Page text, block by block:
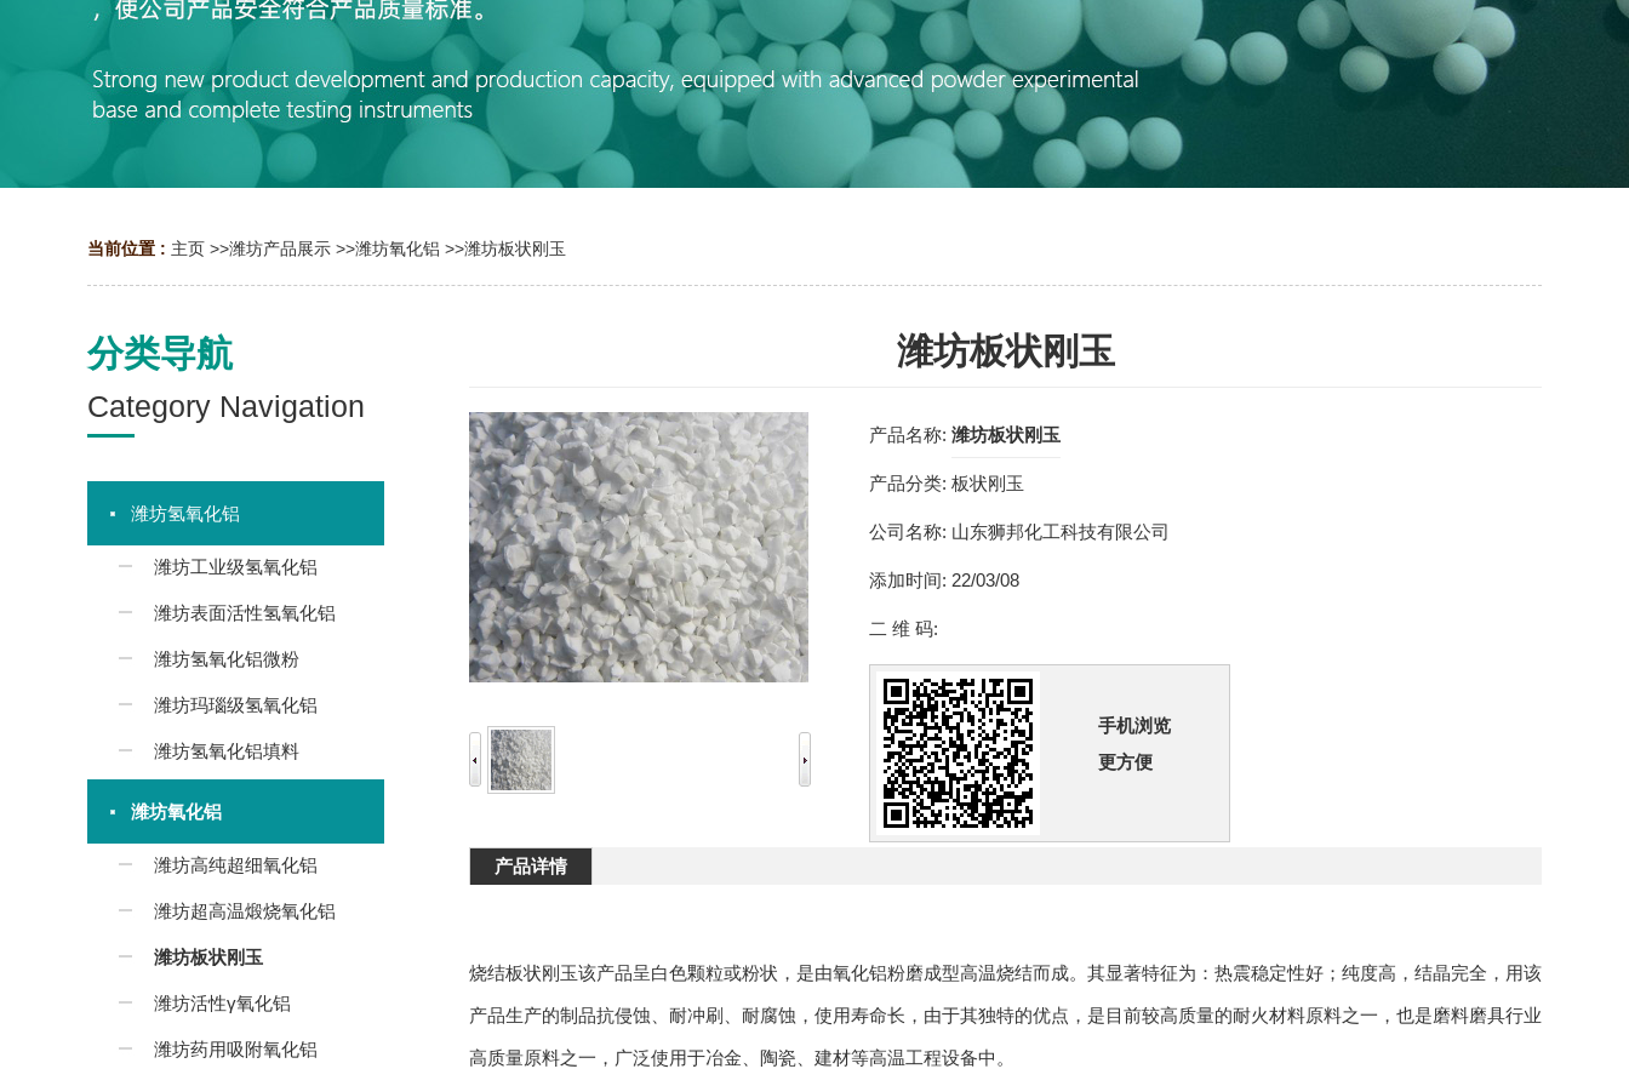
当前位置 : 主页 >>潍坊产品展示 >>潍坊氧化铝 >>潍坊板状刚玉
分类导航
Category Navigation
潍坊氢氧化铝
潍坊工业级氢氧化铝
潍坊表面活性氢氧化铝
潍坊氢氧化铝微粉
潍坊玛瑙级氢氧化铝
潍坊氢氧化铝填料
潍坊氧化铝
潍坊高纯超细氧化铝
潍坊超高温煅烧氧化铝
潍坊板状刚玉
潍坊活性γ氧化铝
潍坊药用吸附氧化铝
潍坊板状刚玉
产品名称: 潍坊板状刚玉
产品分类: 板状刚玉
公司名称: 山东狮邦化工科技有限公司
添加时间: 22/03/08
二 维 码:
手机浏览
更方便
产品详情
烧结板状刚玉该产品呈白色颗粒或粉状，是由氧化铝粉磨成型高温烧结而成。其显著特征为：热震稳定性好；纯度高，结晶完全，用该
产品生产的制品抗侵蚀、耐冲刷、耐腐蚀，使用寿命长，由于其独特的优点，是目前较高质量的耐火材料原料之一，也是磨料磨具行业
高质量原料之一，广泛使用于冶金、陶瓷、建材等高温工程设备中。